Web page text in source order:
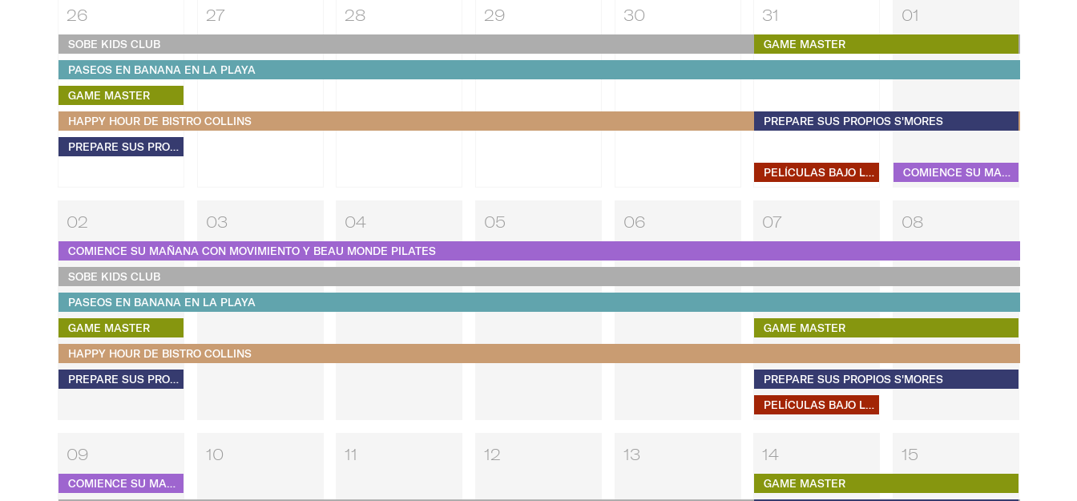
26
SOBE KIDS CLUB
PASEOS EN BANANA EN LA PLAYA
GAME MASTER
HAPPY HOUR DE BISTRO COLLINS
PREPARE SUS PROPIOS S'MORES
27 28 29 30 31
GAME MASTER
PREPARE SUS PROPIOS S'MORES
PELÍCULAS BAJO LAS ESTRELLAS
01
COMIENCE SU MAÑANA CON MOVIMIENTO Y BEAU MONDE PILATES
02
COMIENCE SU MAÑANA CON MOVIMIENTO Y BEAU MONDE PILATES
SOBE KIDS CLUB
PASEOS EN BANANA EN LA PLAYA
GAME MASTER
HAPPY HOUR DE BISTRO COLLINS
PREPARE SUS PROPIOS S'MORES
03 04 05 06 07
GAME MASTER
PREPARE SUS PROPIOS S'MORES
PELÍCULAS BAJO LAS ESTRELLAS
08
09
COMIENCE SU MAÑANA CON MOVIMIENTO Y BEAU MONDE PILATES
10 11 12 13 14
GAME MASTER
15